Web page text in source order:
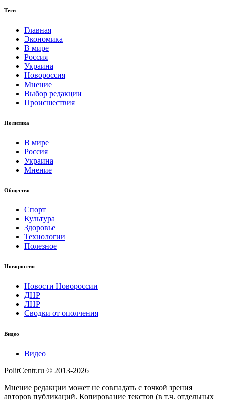
Теги
Главная
Экономика
В мире
Россия
Украина
Новороссия
Мнение
Выбор редакции
Происшествия
Политика
В мире
Россия
Украина
Мнение
Общество
Спорт
Культура
Здоровье
Технологии
Полезное
Новороссия
Новости Новороссии
ДНР
ЛНР
Сводки от ополчения
Видео
Видео
PolitCentr.ru © 2013-2026
Мнение редакции может не совпадать с точкой зрения
авторов публикаций. Копирование текстов (в т.ч. отдельных